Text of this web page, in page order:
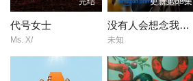
代号女士
Ms. X/
没有人会想念我们 第二季
未知